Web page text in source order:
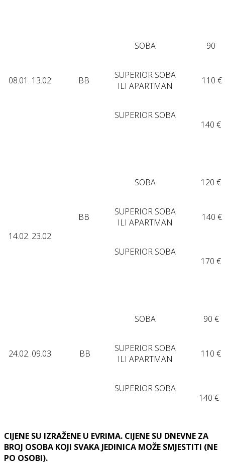
08.01. 13.02. BB
SOBA 90
SUPERIOR SOBA
ILI APARTMAN
110 €
SUPERIOR SOBA
140 €
14.02. 23.02.
BB
SOBA 120 €
SUPERIOR SOBA
ILI APARTMAN
140 €
SUPERIOR SOBA
170 €
24.02. 09.03. BB
SOBA 90 €
SUPERIOR SOBA
ILI APARTMAN
110 €
SUPERIOR SOBA
140 €
CIJENE SU IZRAŽENE U EVRIMA. CIJENE SU DNEVNE ZA
BROJ OSOBA KOJI SVAKA JEDINICA MOŽE SMJESTITI (NE
PO OSOBI).